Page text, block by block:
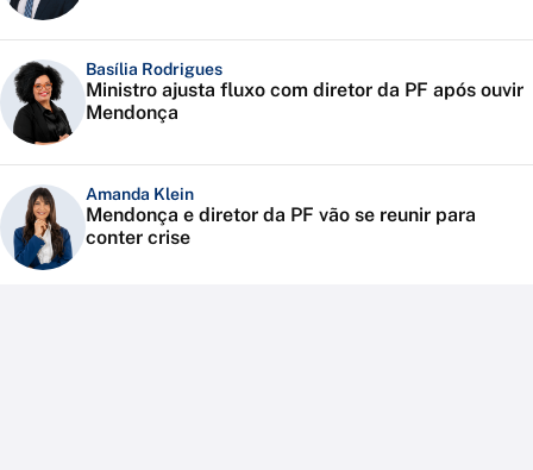
Basília Rodrigues
Ministro ajusta fluxo com diretor da PF após ouvir
Mendonça
Amanda Klein
Mendonça e diretor da PF vão se reunir para
conter crise